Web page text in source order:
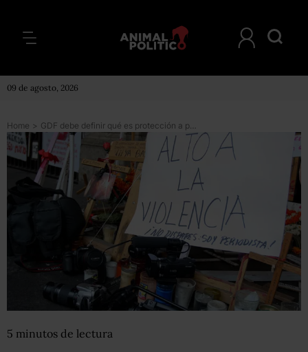
09 de agosto, 2026
Home > GDF debe definir qué es protección a periodistas: Artículo 19
5 minutos de lectura